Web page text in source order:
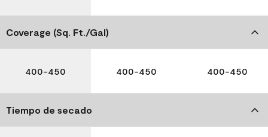
Coverage (Sq. Ft./Gal)
400-450 400-450 400-450
Tiempo de secado